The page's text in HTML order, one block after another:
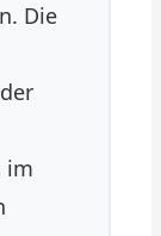
Die
im